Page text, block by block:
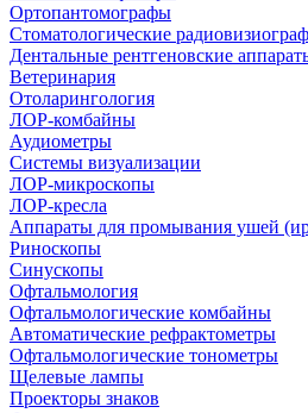
Ортопантомографы
Стоматологические
Дентальные рентгеновские
Ветеринария
Отоларингология
ЛОР-комбайны
Аудиометры
Системы визуализации
ЛОР-микроскопы
ЛОР-кресла
Аппараты для промывания ушей
Риноскопы
Синускопы
Офтальмология
Офтальмологические комбайны
Автоматические рефрактометры
Офтальмологические тонометры
Щелевые лампы
Проекторы знаков